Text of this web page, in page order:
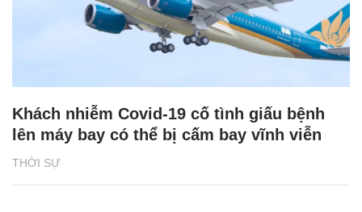
THỜI SỰ
Khách nhiễm Covid-19 cố tình giấu bệnh
lên máy bay có thể bị cấm bay vĩnh viễn